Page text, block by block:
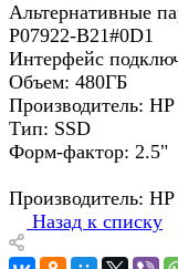
Альтернативные
P07922-B21#0D1
Интерфейс
Объем: 480ГБ
Производитель: HP
Тип: SSD
Форм-фактор: 2.5"
Производитель: HP
Назад к списку